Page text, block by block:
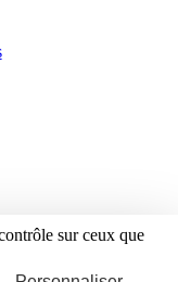
sur ceux que